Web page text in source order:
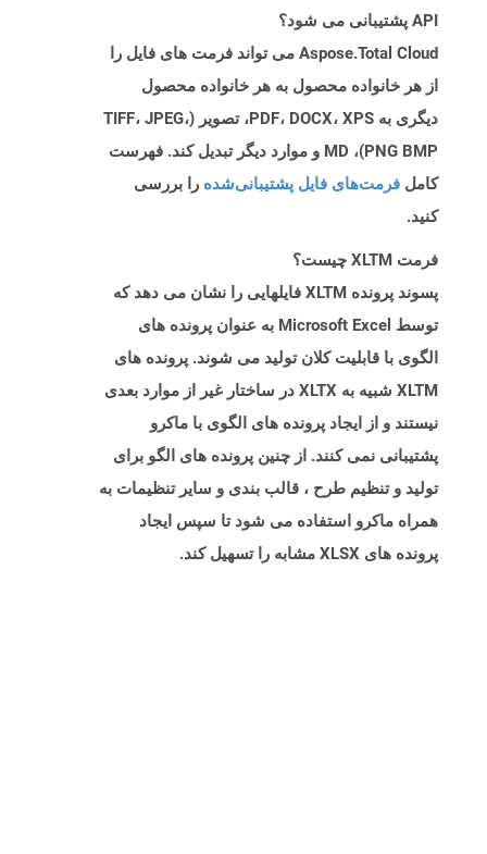
API پشتیبانی می شود؟
Aspose.Total Cloud می تواند فرمت های فایل را
از هر خانواده محصول به هر خانواده محصول
دیگری به PDF، DOCX، XPS، تصویر (TIFF، JPEG،
PNG BMP)، MD و موارد دیگر تبدیل کند. فهرست
کامل فرمت‌های فایل پشتیبانی‌شده را بررسی
کنید.
فرمت XLTM چیست؟
پسوند پرونده XLTM فایلهایی را نشان می دهد که
توسط Microsoft Excel به عنوان پرونده های
الگوی با قابلیت کلان تولید می شوند. پرونده های
XLTM شبیه به XLTX در ساختار غیر از موارد بعدی
نیستند و از ایجاد پرونده های الگوی با ماکرو
پشتیبانی نمی کنند. از چنین پرونده های الگو برای
تولید و تنظیم طرح ، قالب بندی و سایر تنظیمات به
همراه ماکرو استفاده می شود تا سپس ایجاد
پرونده های XLSX مشابه را تسهیل کند.